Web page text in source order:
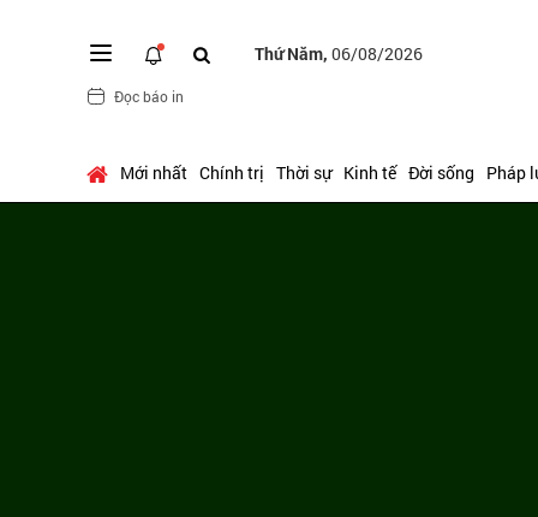
Thứ Năm, 06/08/2026
Đọc báo in
Mới nhất Chính trị Thời sự Kinh tế Đời sống Pháp